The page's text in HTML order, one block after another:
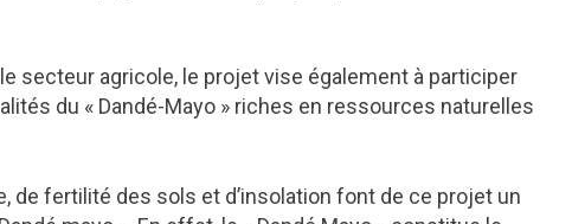
secteur agricole, le projet vise également à participer
du « Dandé-Mayo » riches en ressources naturelles
fertilité des sols et d’insolation font de ce projet un